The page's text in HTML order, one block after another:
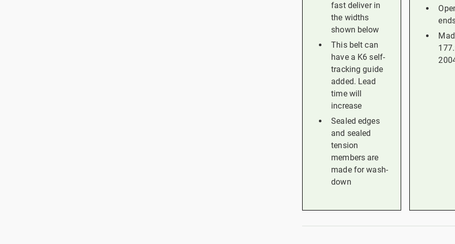
fast deliver in
the widths
shown below
This belt can
have a K6 self-
tracking guide
added. Lead
time will
increase
Sealed edges
and sealed
tension
members are
made for wash-
down